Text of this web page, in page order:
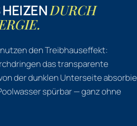
HEIZENDURCH
den Treibhauseffekt:
das transparente
der dunklen Unterseite
spürbar — ganz ohne